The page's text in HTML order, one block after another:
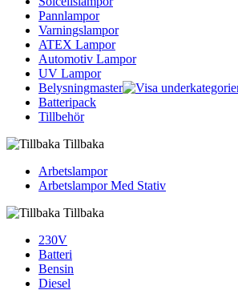
Pannlampor
Varningslampor
ATEX Lampor
Automotiv Lampor
UV Lampor
Belysningmaster
Batteripack
Tillbehör
Tillbaka
Arbetslampor
Arbetslampor Med Stativ
Tillbaka
230V
Batteri
Bensin
Diesel